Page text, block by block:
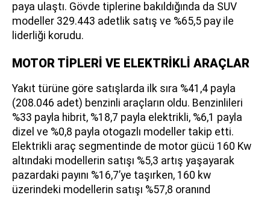
paya ulaştı. Gövde tiplerine bakıldığında da SUV
modeller 329.443 adetlik satış ve %65,5 pay ile
liderliği korudu.
MOTOR TİPLERİ VE ELEKTRİKLİ ARAÇLAR
Yakıt türüne göre satışlarda ilk sıra %41,4 payla
(208.046 adet) benzinli araçların oldu. Benzinlileri
%33 payla hibrit, %18,7 payla elektrikli, %6,1 payla
dizel ve %0,8 payla otogazlı modeller takip etti.
Elektrikli araç segmentinde de motor gücü 160 Kw
altındaki modellerin satışı %5,3 artış yaşayarak
pazardaki payını %16,7’ye taşırken, 160 kw
üzerindeki modellerin satışı %57,8 oranınd